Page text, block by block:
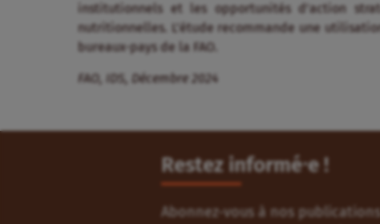
institutionnels et les opportunités d’action
nutritionnelles. L’étude recommande une
bureaux-pays de la FAO.
FAO, IDS, Décembre 2024
Restez informé⸱e !
Abonnez-vous à nos